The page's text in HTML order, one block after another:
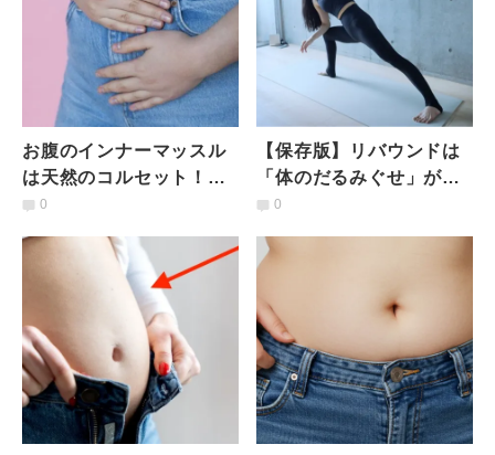
お腹のインナーマッスル
は天然のコルセット！ぽ
っこりお腹をやさしく鍛
0
【保存版】リバウンドは
「体のだるみぐせ」が原
因？ゆるんだ体を引き締
れ方
0